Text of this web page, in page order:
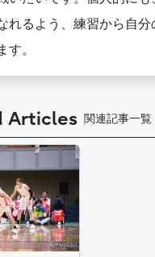
れるよう、練習から自分
す。
Articles 関連記事一覧